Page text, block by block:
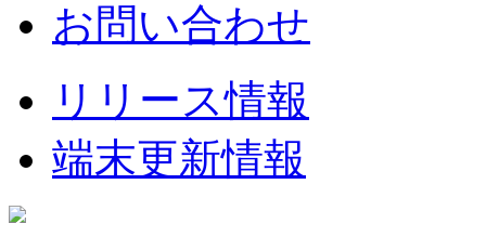
お問い合わせ
リリース情報
端末更新情報